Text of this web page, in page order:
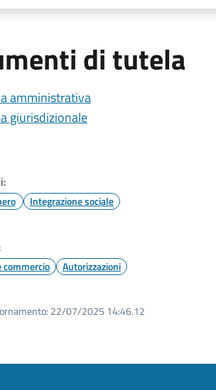
di tutela
amministrativa
giurisdizionale
Integrazione sociale
commercio Autorizzazioni
22/07/2025 14:46.12